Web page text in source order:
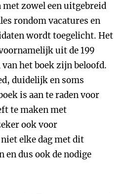
zowel een uitgebreid
rondom vacatures en
wordt toegelicht. Het
uit de 199
het boek zijn beloofd.
duidelijk en soms
is aan te raden voor
te maken met
ook voor
elke dag met dit
en dus ook de nodige